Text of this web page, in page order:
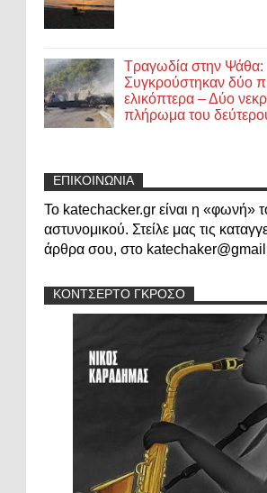
Τραγωδία στην Ψάθα:
Συγκρούστηκαν δύο
ελικόπτερα – Δύο
πλήρωμα του
ΕΠΙΚΟΙΝΩΝΙΑ
Το katechacker.gr είναι η «φωνή»
αστυνομικού. Στείλε μας τις
άρθρα σου, στο
ΚΟΝΤΣΕΡΤΟ ΓΚΡΟΣΟ